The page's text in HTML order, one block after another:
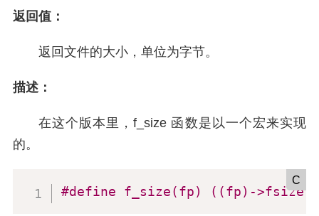
返回值：
返回文件的大小，单位为字节。
描述：
在这个版本里，f_size 函数是以一个宏来实现
的。
C
#define f_size(fp) ((fp)->fsize)